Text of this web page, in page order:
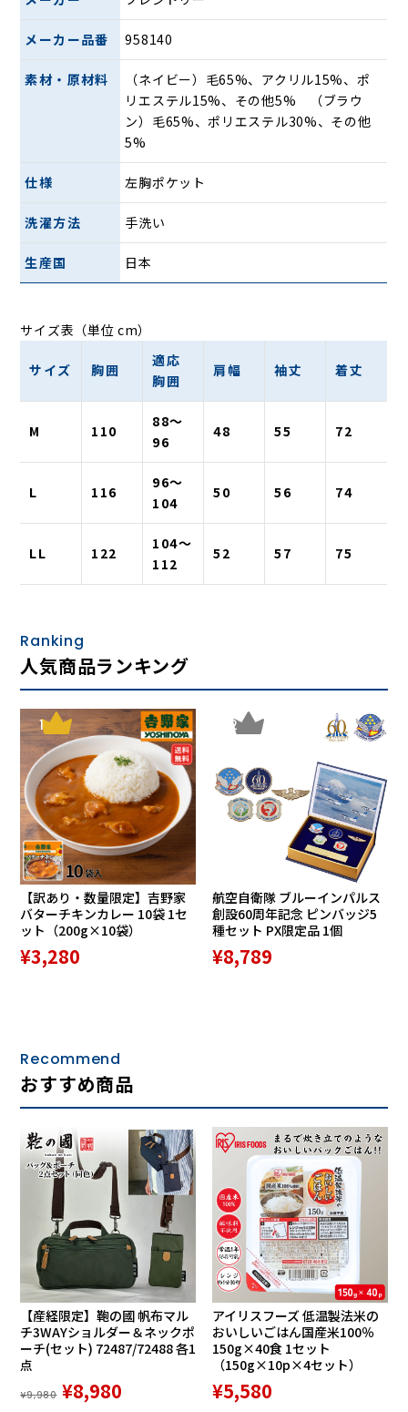
メーカー品番 958140
素材・原材料
（ネイビー）毛65%、アクリル15%、ポ
リエステル15%、その他5% （ブラウ
ン）毛65%、ポリエステル30%、その他
5%
仕様 左胸ポケット
洗濯方法 手洗い
生産国 日本
サイズ表（単位 cm）
サイズ 胸囲
適応
胸囲
肩幅 袖丈 着丈
M 110
88〜
96
48 55 72
L 116
96〜
104
50 56 74
LL 122
104〜
112
52 57 75
Ranking
人気商品ランキング
1
【訳あり・数量限定】吉野家
バターチキンカレー 10袋 1セ
ット（200g×10袋）
¥3,280
2
航空自衛隊 ブルーインパルス
創設60周年記念 ピンバッジ5
種セット PX限定品 1個
¥8,789
Recommend
おすすめ商品
【産経限定】鞄の國 帆布マル
チ3WAYショルダー＆ネックポ
ーチ(セット) 72487/72488 各1
点
¥9,980 ¥8,980
アイリスフーズ 低温製法米の
おいしいごはん国産米100％
150g×40食 1セット
（150g×10p×4セット）
¥5,580